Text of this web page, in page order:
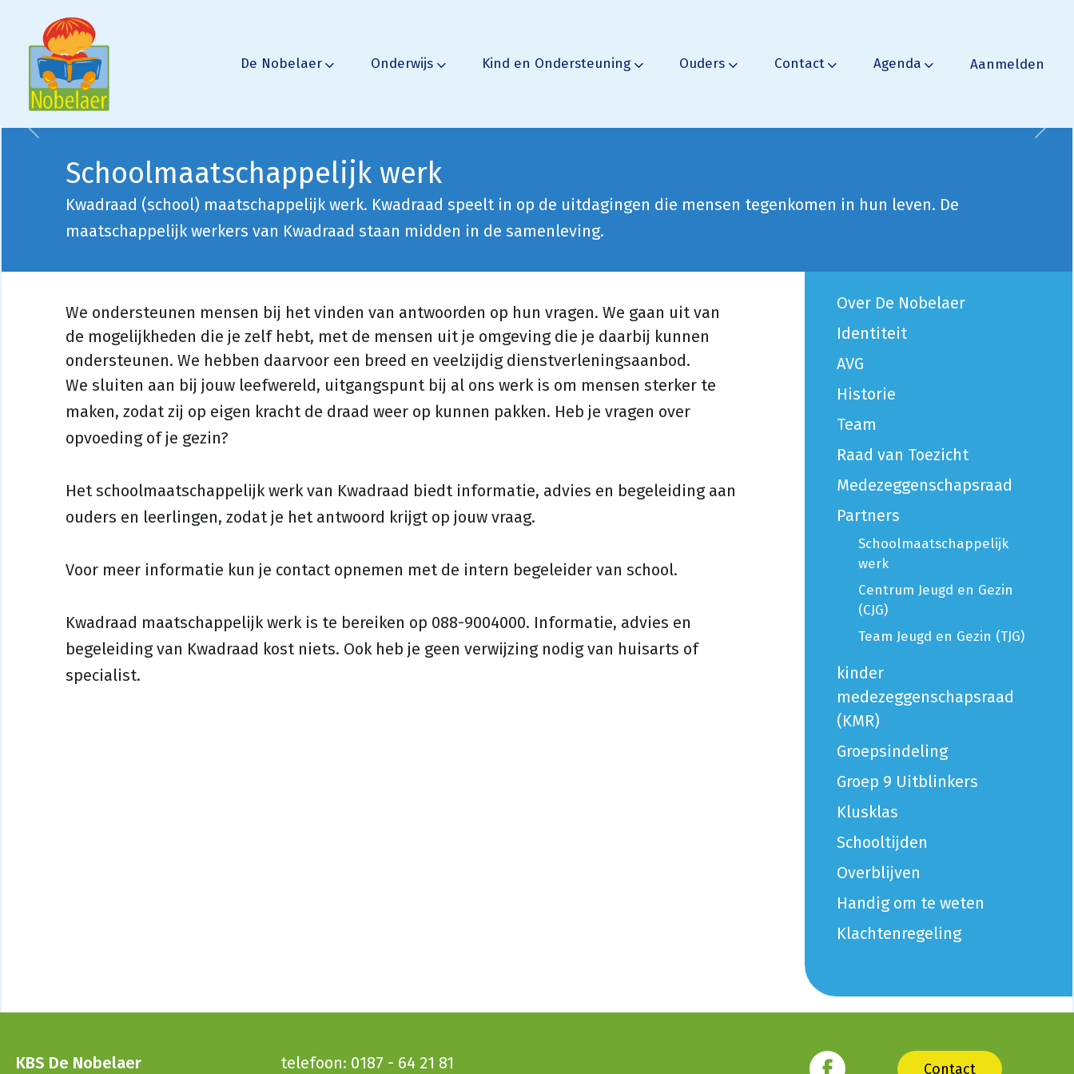
De Nobelaer Onderwijs Kind en Ondersteuning Ouders Contact Agenda Aanmelden
Vorige
Schoolmaatschappelijk werk
Kwadraad (school) maatschappelijk werk. Kwadraad speelt in op de uitdagingen die mensen tegenkomen in hun leven. De
maatschappelijk werkers van Kwadraad staan midden in de samenleving.
We ondersteunen mensen bij het vinden van antwoorden op hun vragen. We gaan uit van
de mogelijkheden die je zelf hebt, met de mensen uit je omgeving die je daarbij kunnen
ondersteunen. We hebben daarvoor een breed en veelzijdig dienstverleningsaanbod.
We sluiten aan bij jouw leefwereld, uitgangspunt bij al ons werk is om mensen sterker te
maken, zodat zij op eigen kracht de draad weer op kunnen pakken. Heb je vragen over
opvoeding of je gezin?
Het schoolmaatschappelijk werk van Kwadraad biedt informatie, advies en begeleiding aan
ouders en leerlingen, zodat je het antwoord krijgt op jouw vraag.
Voor meer informatie kun je contact opnemen met de intern begeleider van school.
Kwadraad maatschappelijk werk is te bereiken op 088-9004000. Informatie, advies en
begeleiding van Kwadraad kost niets. Ook heb je geen verwijzing nodig van huisarts of
specialist.
Over De Nobelaer
Identiteit
AVG
Historie
Team
Raad van Toezicht
Medezeggenschapsraad
Partners
Schoolmaatschappelijk
werk
Centrum Jeugd en Gezin
(CJG)
Team Jeugd en Gezin (TJG)
kinder
medezeggenschapsraad
(KMR)
Groepsindeling
Groep 9 Uitblinkers
Klusklas
Schooltijden
Overblijven
Handig om te weten
Klachtenregeling
KBS De Nobelaer telefoon: 0187 - 64 21 81 Contact